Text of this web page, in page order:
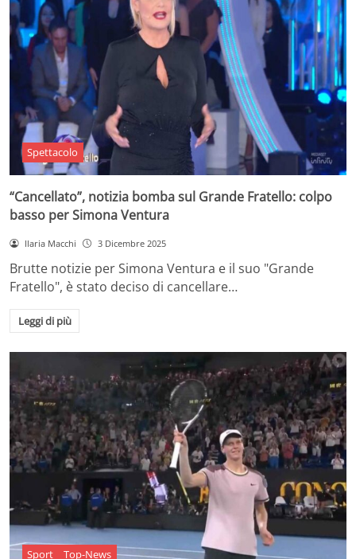
Spettacolo
“Cancellato”, notizia bomba sul Grande Fratello: colpo
basso per Simona Ventura
Ilaria Macchi 3 Dicembre 2025
Brutte notizie per Simona Ventura e il suo "Grande
Fratello", è stato deciso di cancellare…
Leggi di più
Sport Top-News